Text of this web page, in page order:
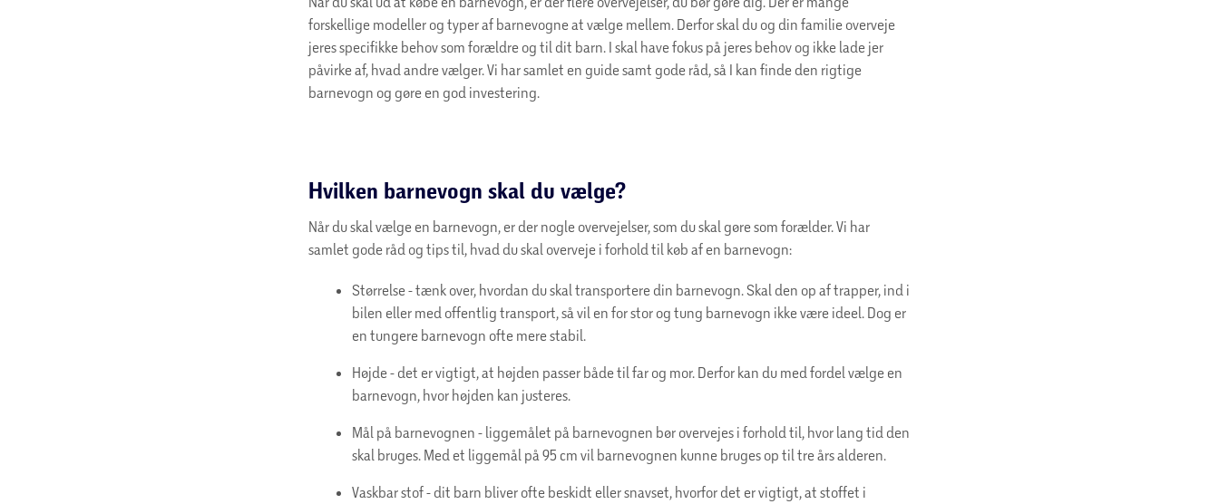
forskellige modeller og typer af barnevogne at vælge mellem. Derfor skal du og din familie overveje
jeres specifikke behov som forældre og til dit barn. I skal have fokus på jeres behov og ikke lade jer
påvirke af, hvad andre vælger. Vi har samlet en guide samt gode råd, så I kan finde den rigtige
barnevogn og gøre en god investering.
Hvilken barnevogn skal du vælge?
Når du skal vælge en barnevogn, er der nogle overvejelser, som du skal gøre som forælder. Vi har
samlet gode råd og tips til, hvad du skal overveje i forhold til køb af en barnevogn:
Størrelse - tænk over, hvordan du skal transportere din barnevogn. Skal den op af trapper, ind i
bilen eller med offentlig transport, så vil en for stor og tung barnevogn ikke være ideel. Dog er
en tungere barnevogn ofte mere stabil.
Højde - det er vigtigt, at højden passer både til far og mor. Derfor kan du med fordel vælge en
barnevogn, hvor højden kan justeres.
Mål på barnevognen - liggemålet på barnevognen bør overvejes i forhold til, hvor lang tid den
skal bruges. Med et liggemål på 95 cm vil barnevognen kunne bruges op til tre års alderen.
Vaskbar stof - dit barn bliver ofte beskidt eller snavset, hvorfor det er vigtigt, at stoffet i